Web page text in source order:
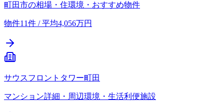
町田市の相場・住環境・おすすめ物件
物件11件 / 平均4,056万円
サウスフロントタワー町田
マンション詳細・周辺環境・生活利便施設